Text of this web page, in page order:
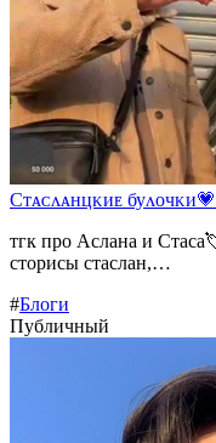
Сᴛᴀᴄᴧᴀнцᴋиᴇ буᴧᴏчᴋи💗
тгк про Аслана и
сторисы стаслан,…
#Блоги
Публичный